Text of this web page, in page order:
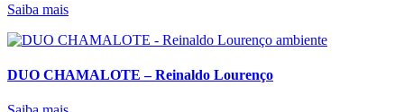
Saiba mais
DUO CHAMALOTE – Reinaldo Lourenço